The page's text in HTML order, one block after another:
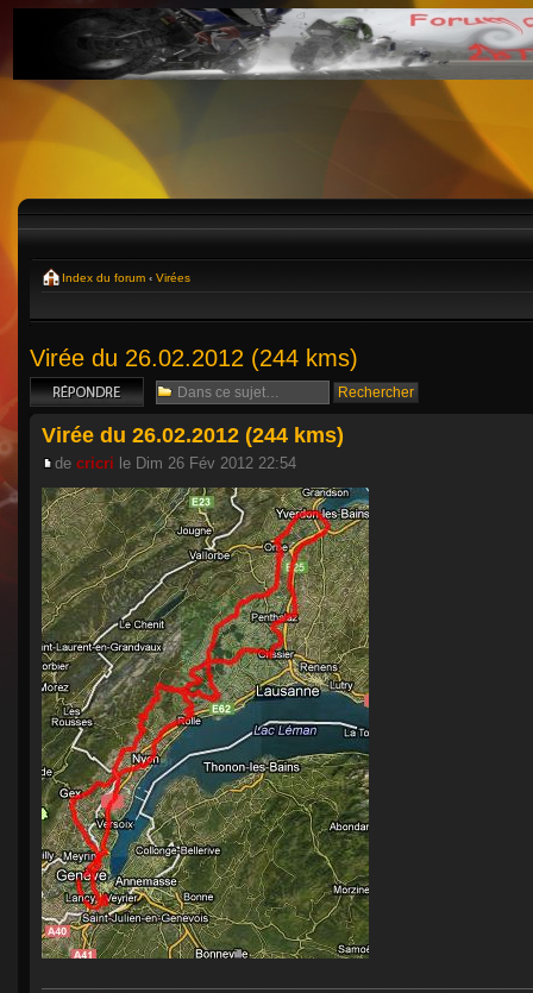
Index du forum ‹ Virées
Virée du 26.02.2012 (244 kms)
Répondre
Virée du 26.02.2012 (244 kms)
de cricri le Dim 26 Fév 2012 22:54